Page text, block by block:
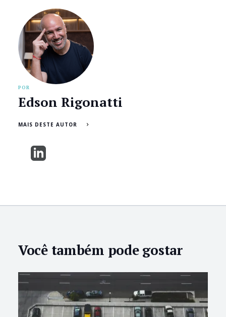
POR
Edson Rigonatti
MAIS DESTE AUTOR
Você também pode gostar